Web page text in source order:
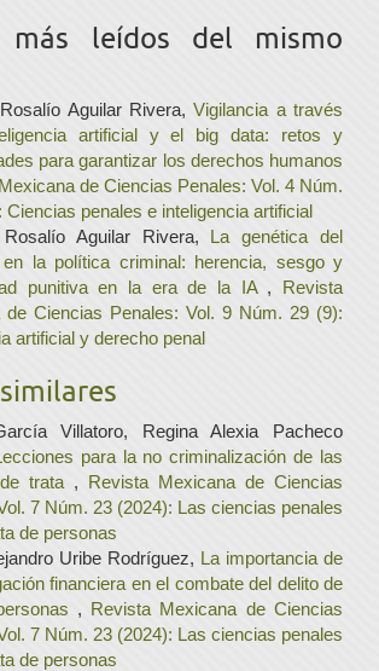
más leídos del mismo
Aguilar Rivera,Vigilancia a través
artificial y el big data: retos y
para garantizar los derechos humanos
de Ciencias Penales: Vol. 4 Núm.
Ciencias penales e inteligencia artificial
Aguilar Rivera, La genética del
en la política criminal: herencia, sesgo y
punitiva en la era de la IA , Revista
de Ciencias Penales: Vol. 9 Núm. 29 (9):
artificial y derecho penal
Villatoro, Regina Alexia Pacheco
para la no criminalización de las
trata , Revista Mexicana de Ciencias
7 Núm. 23 (2024): Las ciencias penales
de personas
Uribe Rodríguez, La importancia de
financiera en el combate del delito de
, Revista Mexicana de Ciencias
7 Núm. 23 (2024): Las ciencias penales
de personas